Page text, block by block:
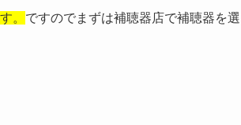
。 ですのでまずは補聴器店で補聴器を選